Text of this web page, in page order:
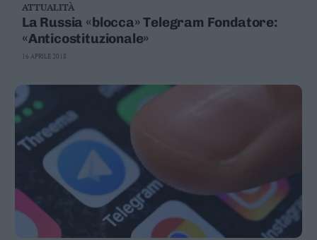
ATTUALITÀ
La Russia «blocca» Telegram Fondatore:
«Anticostituzionale»
16 APRILE 2018